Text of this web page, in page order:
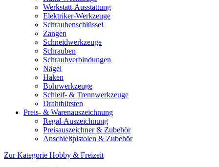
Werkstatt-Ausstattung
Elektriker-Werkzeuge
Schraubenschlüssel
Zangen
Schneidwerkzeuge
Schrauben
Schraubverbindungen
Nägel
Haken
Bohrwerkzeuge
Schleif- & Trennwerkzeuge
Drahtbürsten
Preis- & Warenauszeichnung
Regal-Auszeichnung
Preisauszeichner & Zubehör
Anschießpistolen & Zubehör
Zur Kategorie Hobby & Freizeit